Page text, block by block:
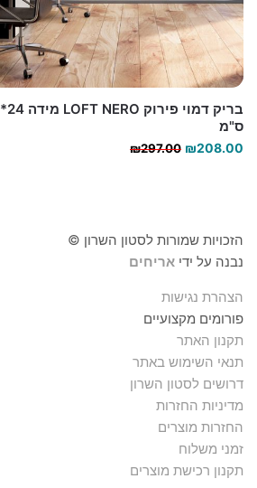
ס"מ
₪297.00 ₪208.00
הזכויות שמורות לסטון השרון ©
נבנה על ידי אריחים
הצהרת נגישות
פורומים מקצועיים
תקנון האתר
תנאי השימוש באתר
דרושים לסטון השרון
מדיניות החזרות
החזרות מוצרים
זמני משלוח
תקנון רכישת מוצרים